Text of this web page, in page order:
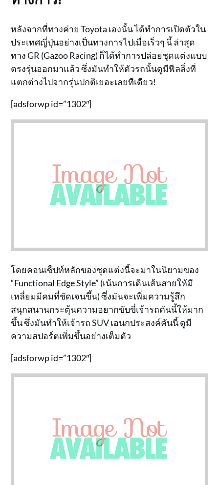
หลังจากที่ทางค่าย Toyota เองนั้น ได้ทำการเปิดตัวใน
ประเทศญี่ปุ่นอย่างเป็นทางการไปเมื่อเร็วๆ นี้ ล่าสุด
ทาง GR (Gazoo Racing) ก็ได้ทำการปล่อยชุดแต่งแบบ
ตรงรุ่นออกมาแล้ว ซึ่งมันทำให้ตัวรถนั้นดูมีฟีลลิ่งที่
แตกต่างไปจากรุ่นปกติเยอะเลยทีเดียว!
[adsforwp id=”1302″]
โดยคอนเซ็ปท์หลักของชุดแต่งนี้จะมาในนิยามของ
“Functional Edge Style” (เน้นการเดินเส้นสายให้มี
เหลี่ยมมีคมที่ชัดเจนขึ้น) ซึ่งมันจะเพิ่มความรู้สึก
สนุกสนานกระตุ้นความอยากขับขี่เจ้ารถคันนี้ให้มาก
ขึ้น ซึ่งมันทำให้เจ้ารถ SUV เอนกประสงค์คันนี้ ดูมี
ความสปอร์ตเพิ่มขึ้นอย่างเต็มตัว
[adsforwp id=”1302″]